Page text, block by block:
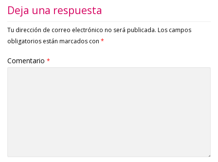
Deja una respuesta
Tu dirección de correo electrónico no será publicada. Los campos
obligatorios están marcados con *
Comentario *